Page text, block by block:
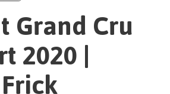
Grand Cru
2020 |